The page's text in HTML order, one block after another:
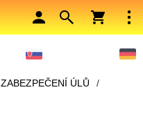
ZABEZPEČENÍ ÚLŮ
/